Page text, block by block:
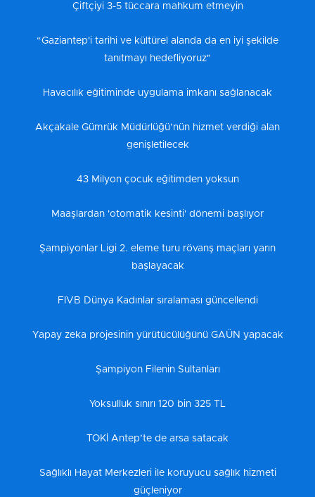
Çiftçiyi 3-5 tüccara mahkum etmeyin
“Gaziantep'i tarihi ve kültürel alanda da en iyi şekilde
tanıtmayı hedefliyoruz"
Havacılık eğitiminde uygulama imkanı sağlanacak
Akçakale Gümrük Müdürlüğü’nün hizmet verdiği alan
genişletilecek
43 Milyon çocuk eğitimden yoksun
Maaşlardan 'otomatik kesinti' dönemi başlıyor
Şampiyonlar Ligi 2. eleme turu rövanş maçları yarın
başlayacak
FIVB Dünya Kadınlar sıralaması güncellendi
Yapay zeka projesinin yürütücülüğünü GAÜN yapacak
Şampiyon Filenin Sultanları
Yoksulluk sınırı 120 bin 325 TL
TOKİ Antep’te de arsa satacak
Sağlıklı Hayat Merkezleri ile koruyucu sağlık hizmeti
güçleniyor